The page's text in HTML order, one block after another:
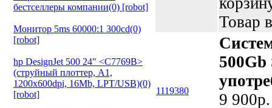
бестселлеры компании(0) [robot]
Монитор 5ms 60000:1 300cd(0)
[robot]
hp DesignJet 500 24" <C7769B>
(струйный плоттер, A1,
1200х600dpi, 16Mb, LPT/USB)(0)
[robot]
Товар
1119380
9 900p.